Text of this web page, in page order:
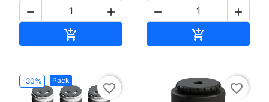
 

 

-30% Pack
favorite_border favorite_border